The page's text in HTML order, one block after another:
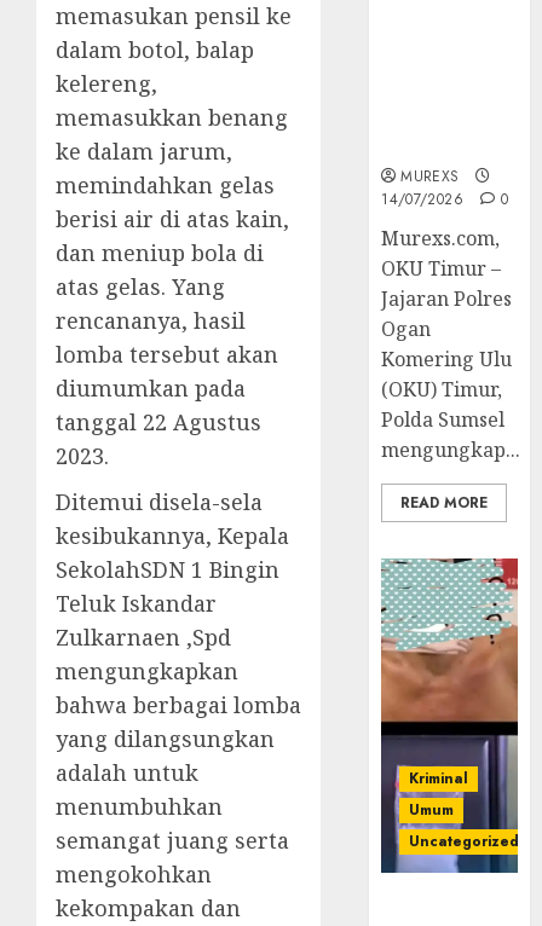
memasukan pensil ke
dalam botol, balap
kelereng,
memasukkan benang
ke dalam jarum,
memindahkan gelas
berisi air di atas kain,
dan meniup bola di
atas gelas. Yang
rencananya, hasil
lomba tersebut akan
diumumkan pada
tanggal 22 Agustus
2023.
Ditemui disela-sela
kesibukannya, Kepala
SekolahSDN 1 Bingin
Teluk Iskandar
Zulkarnaen ,Spd
mengungkapkan
bahwa berbagai lomba
yang dilangsungkan
adalah untuk
menumbuhkan
semangat juang serta
mengokohkan
kekompakan dan
MUREXS
14/07/2026
0
Murexs.com,
OKU Timur –
Jajaran Polres
Ogan
Komering Ulu
(OKU) Timur,
Polda Sumsel
mengungkap...
READ MORE
Kriminal
Umum
Uncategorized